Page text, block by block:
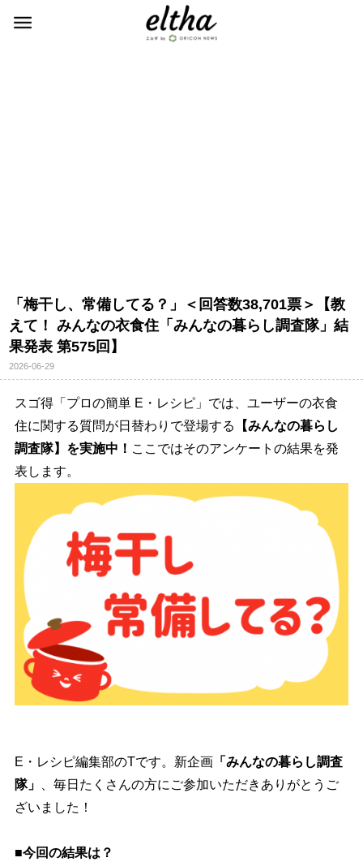
「梅干し、常備してる？」＜回答数38,701票＞【教
えて！ みんなの衣食住「みんなの暮らし調査隊」結
果発表 第575回】
2026-06-29
スゴ得「プロの簡単 E・レシピ」では、ユーザーの衣食
住に関する質問が日替わりで登場する
【みんなの暮らし
調査隊】を実施中！ ここではそのアンケートの結果を発
表します。
E・レシピ編集部のTです。新企画「みんなの暮らし調査
隊」
、毎日たくさんの方にご参加いただきありがとうご
ざいました！
■今回の結果は？